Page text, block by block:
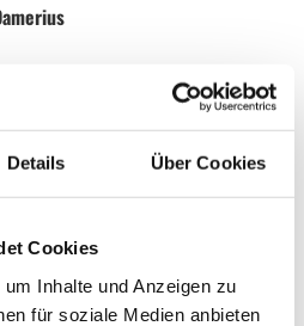
Details Über Cookies
Cookies
Inhalte und Anzeigen zu
für soziale Medien anbieten